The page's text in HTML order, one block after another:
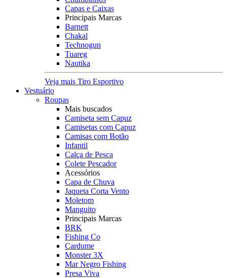
Capas e Caixas
Principais Marcas
Barnett
Chakal
Technogun
Tuareg
Nautika
Veja mais Tiro Esportivo
Vestuário
Roupas
Mais buscados
Camiseta sem Capuz
Camisetas com Capuz
Camisas com Botão
Infantil
Calça de Pesca
Colete Pescador
Acessórios
Capa de Chuva
Jaqueta Corta Vento
Moletom
Manguito
Principais Marcas
BRK
Fishing Co
Cardume
Monster 3X
Mar Negro Fishing
Presa Viva